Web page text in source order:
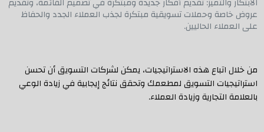
عروض خاصة وحملات تسويقية مبتكرة لجذب العملاء الجدد والحفاظ
على العملاء الحاليين.
من خلال اتباع هذه الاستراتيجيات، يمكن لشركات التسويق أن تحسن
استراتيجيات التسويق لمطعمك وتحقق نتائج إيجابية في زيادة الوعي
بالعلامة التجارية وزيادة العملاء.